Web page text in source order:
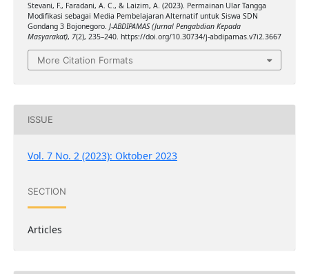
Stevani, F., Faradani, A. C., & Laizim, A. (2023). Permainan Ular Tangga
Modifikasi sebagai Media Pembelajaran Alternatif untuk Siswa SDN
Gondang 3 Bojonegoro. J-ABDIPAMAS (Jurnal Pengabdian Kepada
Masyarakat), 7(2), 235–240. https://doi.org/10.30734/j-abdipamas.v7i2.3667
More Citation Formats
ISSUE
Vol. 7 No. 2 (2023): Oktober 2023
SECTION
Articles